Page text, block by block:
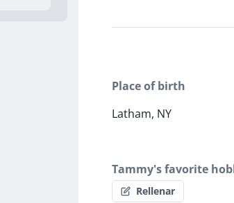
Place of birth
Latham, NY
Tammy's favorite
Rellenar